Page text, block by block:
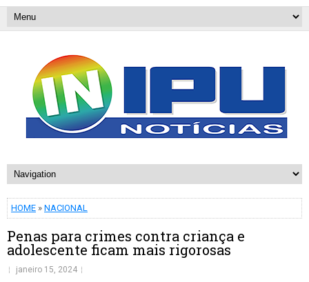
HOME » NACIONAL
Penas para crimes contra criança e
adolescente ficam mais rigorosas
janeiro 15, 2024